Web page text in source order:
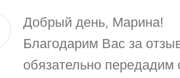
Добрый день, Марина!
Благодарим Вас за
обязательно передадим